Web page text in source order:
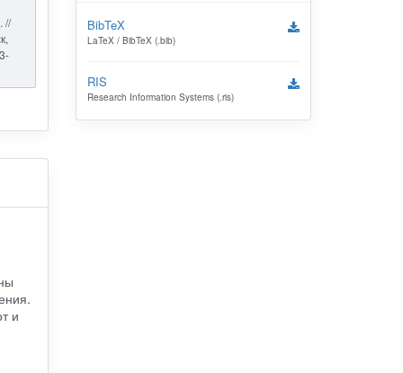
//
и
BibTeX
LaTeX / BibTeX (.bib)
RIS
Research Information Systems (.ris)